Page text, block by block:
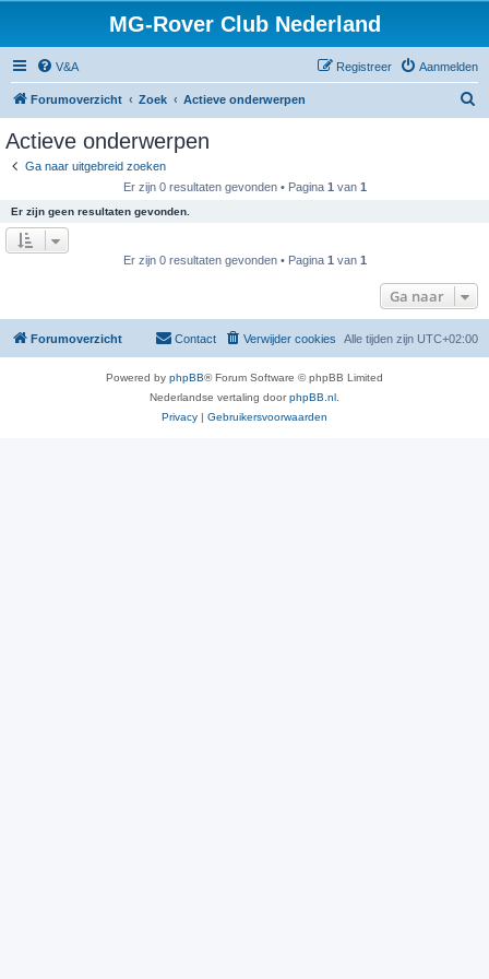
MG-Rover Club Nederland
V&A Aanmelden
Registreer
Forumoverzicht Zoek Actieve onderwerpen
Actieve onderwerpen
Ga naar uitgebreid zoeken
Er zijn 0 resultaten gevonden • Pagina 1 van 1
Er zijn geen resultaten gevonden.
Er zijn 0 resultaten gevonden • Pagina 1 van 1
Ga naar
Forumoverzicht Alle tijden zijn UTC+02:00
Verwijder cookies
Contact
Powered by phpBB® Forum Software © phpBB Limited
Nederlandse vertaling doorphpBB.nl
Privacy | Gebruikersvoorwaarden